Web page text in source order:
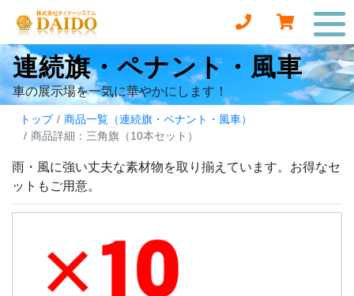
連続旗・ペナント・風車
車の展示場を一気に華やかにします！
トップ
商品一覧（連続旗・ペナント・風車）
商品詳細：三角旗（10本セット）
雨・風に強い丈夫な素材物を取り揃えています。お得なセ
ットもご用意。